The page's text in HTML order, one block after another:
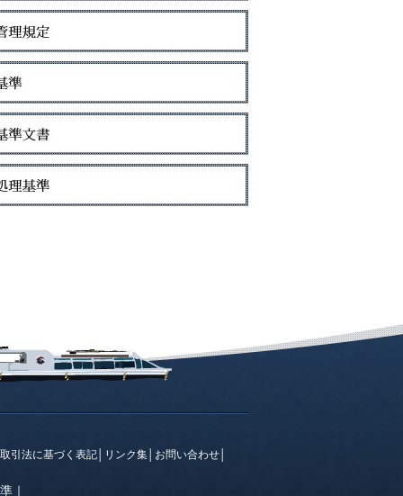
引法に基づく表記 リンク集 お問い合わせ
｜